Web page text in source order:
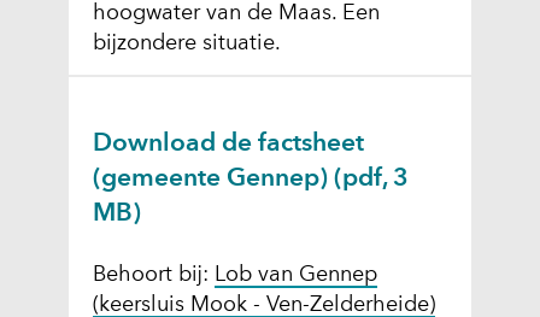
hoogwater van de Maas. Een
bijzondere situatie.
Download de factsheet
(gemeente Gennep)(pdf, 3
MB)
Behoort bij: Lob van Gennep
(keersluis Mook - Ven-Zelderheide)